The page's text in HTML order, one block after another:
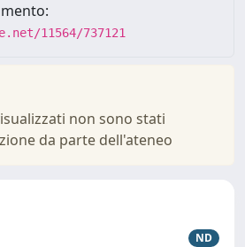
11564/737121
non sono stati
da parte dell'ateneo
ND